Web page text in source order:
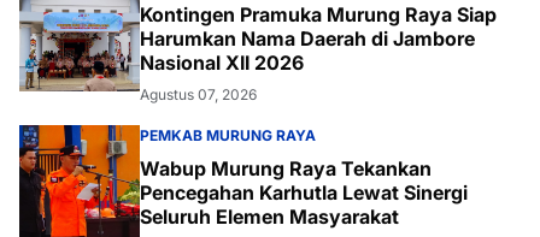
Kontingen Pramuka Murung Raya Siap
Harumkan Nama Daerah di Jambore
Nasional XII 2026
Agustus 07, 2026
PEMKAB MURUNG RAYA
Wabup Murung Raya Tekankan
Pencegahan Karhutla Lewat Sinergi
Seluruh Elemen Masyarakat